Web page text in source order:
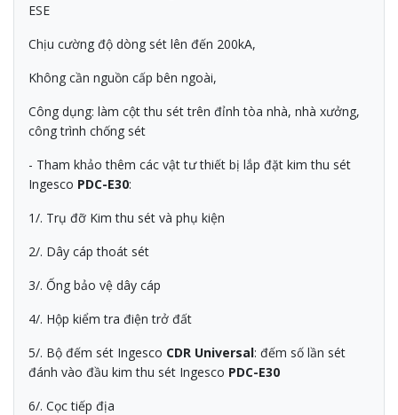
ESE
Chịu cường độ dòng sét lên đến 200kA,
Không cần nguồn cấp bên ngoài,
Công dụng: làm cột thu sét trên đỉnh tòa nhà, nhà xưởng,
công trình chống sét
- Tham khảo thêm các vật tư thiết bị lắp đặt kim thu sét
Ingesco PDC-E30:
1/. Trụ đỡ Kim thu sét và phụ kiện
2/. Dây cáp thoát sét
3/. Ống bảo vệ dây cáp
4/. Hộp kiểm tra điện trở đất
5/. Bộ đếm sét Ingesco CDR Universal: đếm số lần sét
đánh vào đầu kim thu sét Ingesco PDC-E30
6/. Cọc tiếp địa